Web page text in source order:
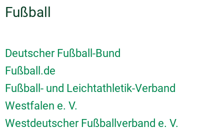
Fußball
Deutscher Fußball-Bund
Fußball.de
Fußball- und Leichtathletik-Verband
Westfalen e. V.
Westdeutscher Fußballverband e. V.